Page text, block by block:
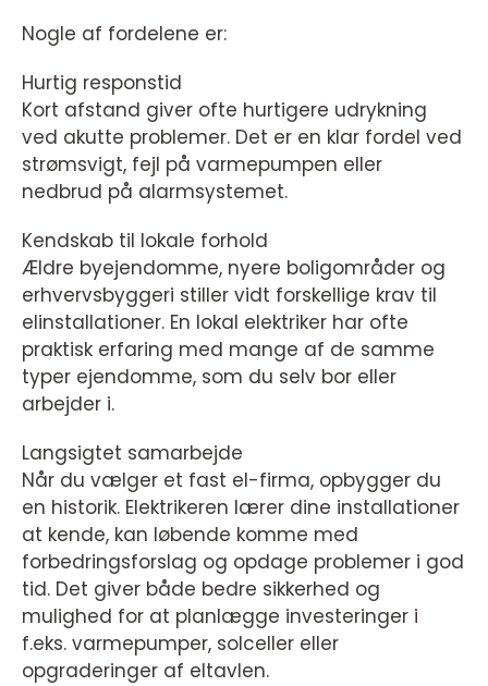
Nogle af fordelene er:
Hurtig responstid
Kort afstand giver ofte hurtigere udrykning
ved akutte problemer. Det er en klar fordel ved
strømsvigt, fejl på varmepumpen eller
nedbrud på alarmsystemet.
Kendskab til lokale forhold
Ældre byejendomme, nyere boligområder og
erhvervsbyggeri stiller vidt forskellige krav til
elinstallationer. En lokal elektriker har ofte
praktisk erfaring med mange af de samme
typer ejendomme, som du selv bor eller
arbejder i.
Langsigtet samarbejde
Når du vælger et fast el-firma, opbygger du
en historik. Elektrikeren lærer dine installationer
at kende, kan løbende komme med
forbedringsforslag og opdage problemer i god
tid. Det giver både bedre sikkerhed og
mulighed for at planlægge investeringer i
f.eks. varmepumper, solceller eller
opgraderinger af eltavlen.